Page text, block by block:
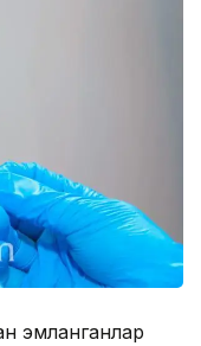
эмланганлар